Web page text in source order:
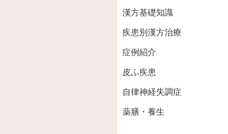
漢方基礎知識
疾患別漢方治療
症例紹介
皮ふ疾患
自律神経失調症
薬膳・養生